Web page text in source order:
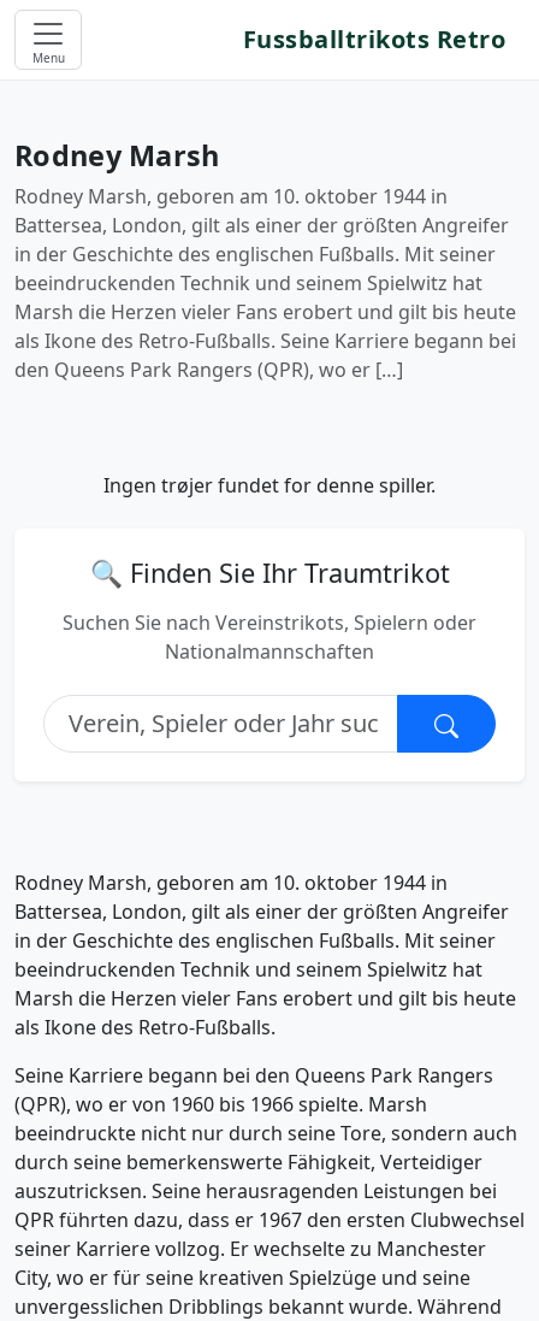
Menu
Fussballtrikots Retro
Rodney Marsh
Rodney Marsh, geboren am 10. oktober 1944 in
Battersea, London, gilt als einer der größten Angreifer
in der Geschichte des englischen Fußballs. Mit seiner
beeindruckenden Technik und seinem Spielwitz hat
Marsh die Herzen vieler Fans erobert und gilt bis heute
als Ikone des Retro-Fußballs. Seine Karriere begann bei
den Queens Park Rangers (QPR), wo er […]
Ingen trøjer fundet for denne spiller.
🔍 Finden Sie Ihr Traumtrikot
Suchen Sie nach Vereinstrikots, Spielern oder
Nationalmannschaften
Rodney Marsh, geboren am 10. oktober 1944 in
Battersea, London, gilt als einer der größten Angreifer
in der Geschichte des englischen Fußballs. Mit seiner
beeindruckenden Technik und seinem Spielwitz hat
Marsh die Herzen vieler Fans erobert und gilt bis heute
als Ikone des Retro-Fußballs.
Seine Karriere begann bei den Queens Park Rangers
(QPR), wo er von 1960 bis 1966 spielte. Marsh
beeindruckte nicht nur durch seine Tore, sondern auch
durch seine bemerkenswerte Fähigkeit, Verteidiger
auszutricksen. Seine herausragenden Leistungen bei
QPR führten dazu, dass er 1967 den ersten Clubwechsel
seiner Karriere vollzog. Er wechselte zu Manchester
City, wo er für seine kreativen Spielzüge und seine
unvergesslichen Dribblings bekannt wurde. Während